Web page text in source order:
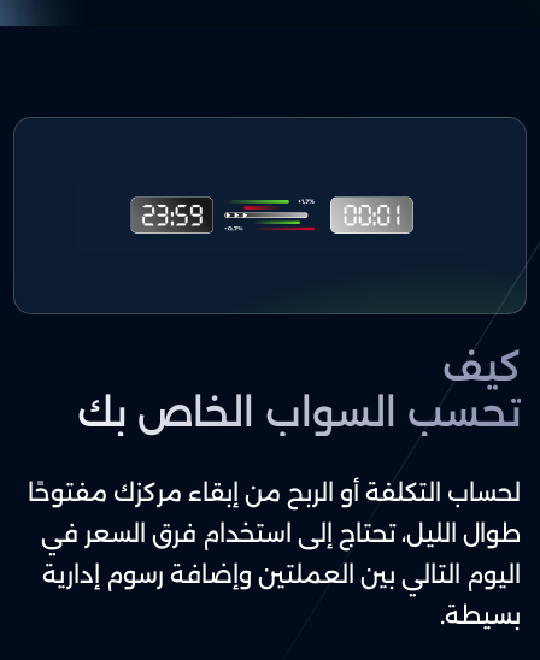
كيف
تحسب السواب الخاص بك
لحساب التكلفة أو الربح من إبقاء مركزك مفتوحًا
طوال الليل، تحتاج إلى استخدام فرق السعر في
اليوم التالي بين العملتين وإضافة رسوم إدارية
بسيطة.